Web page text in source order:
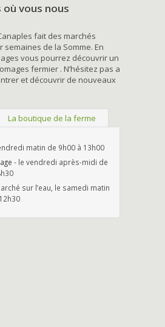
où vous nous
fait des marchés
de la Somme. En
vous pourrez découvrir un
fermier . N’hésitez pas a
et découvrir de nouveaux
La boutique de la ferme
matin de 9h00 à 13h00
- le vendredi après-midi de
sur l’eau, le samedi matin